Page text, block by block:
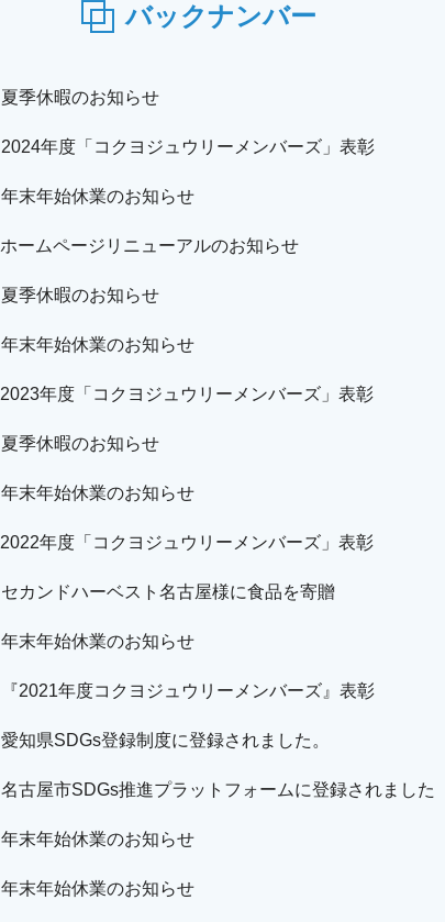
バックナンバー
夏季休暇のお知らせ
2024年度「コクヨジュウリーメンバーズ」表彰
年末年始休業のお知らせ
ホームページリニューアルのお知らせ
夏季休暇のお知らせ
年末年始休業のお知らせ
2023年度「コクヨジュウリーメンバーズ」表彰
夏季休暇のお知らせ
年末年始休業のお知らせ
2022年度「コクヨジュウリーメンバーズ」表彰
セカンドハーベスト名古屋様に食品を寄贈
年末年始休業のお知らせ
『2021年度コクヨジュウリーメンバーズ』表彰
愛知県SDGs登録制度に登録されました。
名古屋市SDGs推進プラットフォームに登録されました
年末年始休業のお知らせ
年末年始休業のお知らせ